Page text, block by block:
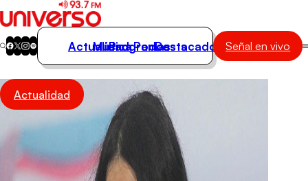
Actualidad
Música
Programas
Podcasts
Destacados
Actualidad
Música
Programas
Podcasts
Destacados Señal en vivo
Actualidad